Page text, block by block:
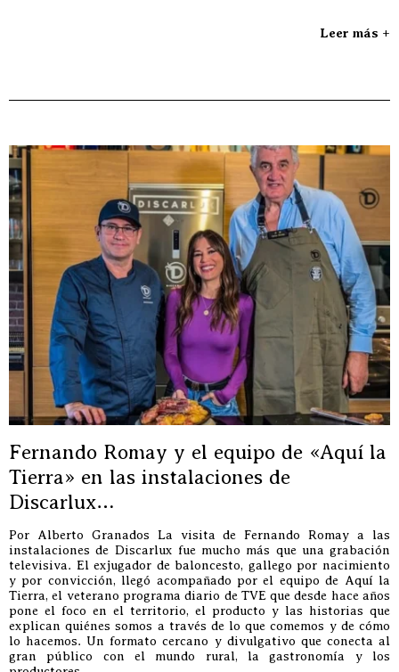
Leer más +
Fernando Romay y el equipo de «Aquí la
Tierra» en las instalaciones de
Discarlux…
Por Alberto Granados La visita de Fernando Romay a las
instalaciones de Discarlux fue mucho más que una grabación
televisiva. El exjugador de baloncesto, gallego por nacimiento
y por convicción, llegó acompañado por el equipo de Aquí la
Tierra, el veterano programa diario de TVE que desde hace años
pone el foco en el territorio, el producto y las historias que
explican quiénes somos a través de lo que comemos y de cómo
lo hacemos. Un formato cercano y divulgativo que conecta al
gran público con el mundo rural, la gastronomía y los